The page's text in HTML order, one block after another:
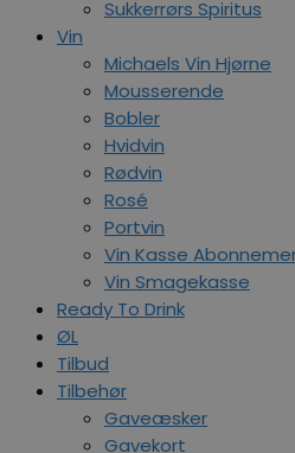
Sukkerrørs Spiritus
Vin
Michaels Vin Hjørne
Mousserende
Bobler
Hvidvin
Rødvin
Rosé
Portvin
Vin Kasse
Vin Smagekasse
Ready To Drink
ØL
Tilbud
Tilbehør
Gaveæsker
Gavekort